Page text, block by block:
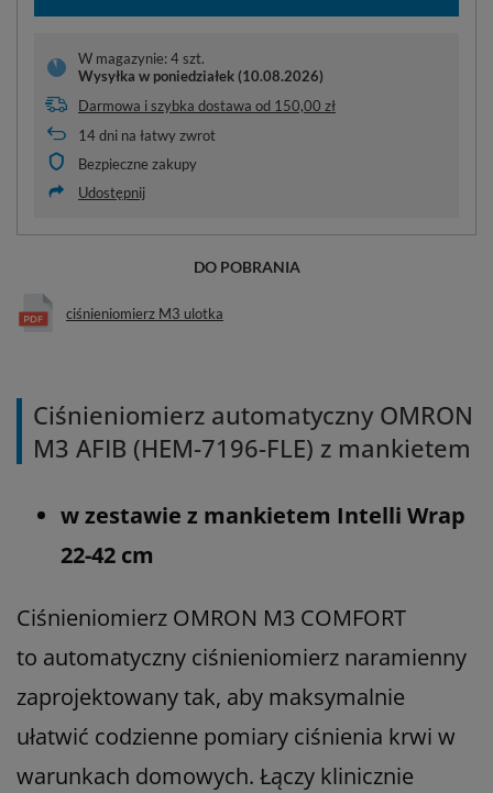
W magazynie: 4 szt.
Wysyłka w poniedziałek (10.08.2026)
Darmowa i szybka dostawa od 150,00 zł
14dni na łatwy zwrot
Bezpieczne zakupy
Udostępnij
DO POBRANIA
ciśnieniomierz M3 ulotka
Ciśnieniomierz automatyczny OMRON
M3 AFIB (HEM-7196-FLE) z mankietem
w zestawie z mankietem Intelli Wrap
22-42 cm
Ciśnieniomierz OMRON M3 COMFORT
to automatyczny ciśnieniomierz naramienny
zaprojektowany tak, aby maksymalnie
ułatwić codzienne pomiary ciśnienia krwi w
warunkach domowych. Łączy klinicznie